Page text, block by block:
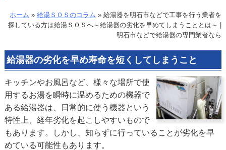
ホーム »給湯ＳＯＳのコラム »給湯器を明石市などで工事を行う業者を
探している方は給湯ＳＯＳへ～給湯器の劣化を早めてしまうこととは～ |
明石市などで給湯器の専門業者なら
給湯器の劣化を早め寿命を短くしてしまうこと
キッチンやお風呂など、様々な場所で使
用するお湯を瞬時に温めるための機器で
ある給湯器は、日常的に使う機器という
特性上、経年劣化を起こしやすいもので
もあります。しかし、知らずに行っていることが劣化を早
めている可能性もあります。